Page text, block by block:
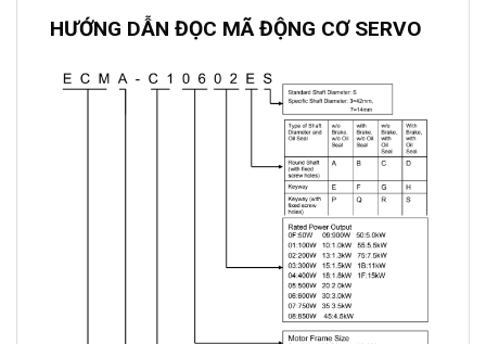
HƯỚNG DẪN ĐỌC MÃ ĐỘNG CƠ SERVO